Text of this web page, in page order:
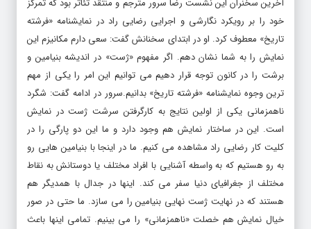
آخرین سخنران این نشست رضا سرور مترجم و منتقد تئاتر بود که تمرکز
خود را بر رویکرد نگارشی و اجرایی رضایی راد در نمایشنامه «فرشته
تاریخ» معطوف کرد. او در ابتدای سخنانش گفت: سعی دارم مکانیزم این
نمایش را به شما نشان دهم. اگر مفهوم «ژست» در اندیشه بنیامین و
برشت را در کانون توجه قرار دهیم می توانیم این امر را یکی از مهم
ترین وجوه نمایشنامه «فرشته تاریخ» بدانیم.سرور در ادامه گفت: شگرد
ناهمزمانی یکی از اولین نتایج به کارگرفتن سرشت ژست در نمایش
است. این در ساختار نمایش هم وجود دارد و ما این دو پارگی را در
کلیت کار رضایی راد مشاهده می کنیم. ما در اینجا با بنیامین هایی رو
به رو هستیم که به واسطه آشنایی با افراد مختلف یا دوستانش به نقاط
مختلف از جغرافیای دنیا سفر می کند. اینها در جدال با همدیگر هم
هستند که در نهایت ژست نهایی بنیامین را می سازد. ما حتی در صور
خیال نمایش هم خصلت «ناهمزمانی» را می بینیم. تمامی اینها باعث